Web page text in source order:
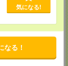
気になる!
なる！